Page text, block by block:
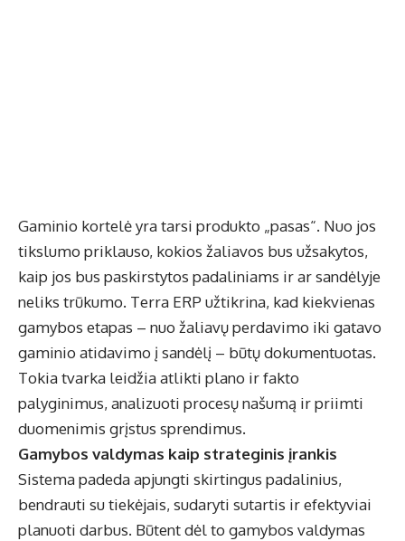
Gaminio kortelė yra tarsi produkto „pasas“. Nuo jos
tikslumo priklauso, kokios žaliavos bus užsakytos,
kaip jos bus paskirstytos padaliniams ir ar sandėlyje
neliks trūkumo. Terra ERP užtikrina, kad kiekvienas
gamybos etapas – nuo žaliavų perdavimo iki gatavo
gaminio atidavimo į sandėlį – būtų dokumentuotas.
Tokia tvarka leidžia atlikti plano ir fakto
palyginimus, analizuoti procesų našumą ir priimti
duomenimis grįstus sprendimus.
Gamybos valdymas kaip strateginis įrankis
Sistema padeda apjungti skirtingus padalinius,
bendrauti su tiekėjais, sudaryti sutartis ir efektyviai
planuoti darbus. Būtent dėl to gamybos valdymas